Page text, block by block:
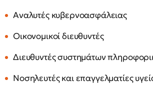
Αναλυτές κυβερνοασφάλειας
Οικονομικοί διευθυντές
Διευθυντές συστημάτων
Νοσηλευτές και επαγγελματίες